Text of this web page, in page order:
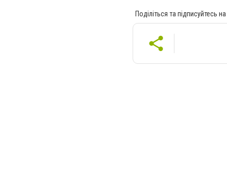
Поділіться та підписуйтесь